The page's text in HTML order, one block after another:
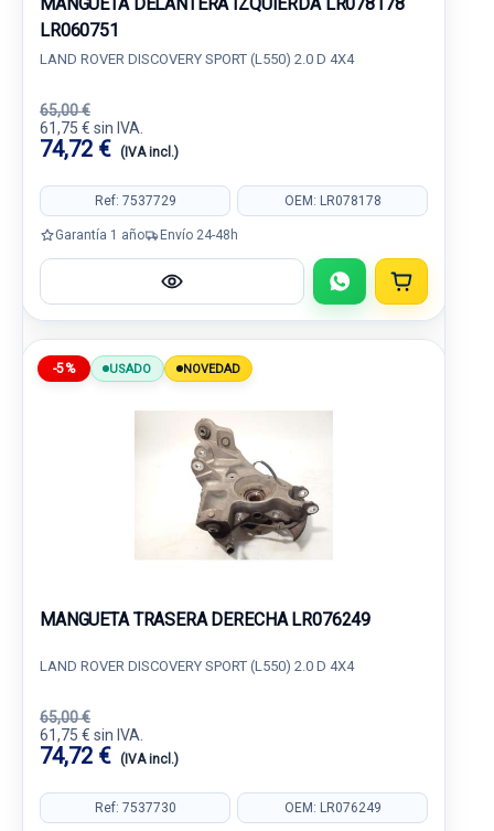
LR060751
LAND ROVER DISCOVERY SPORT (L550) 2.0 D 4X4
65,00 €
61,75 € sin IVA.
74,72 € (IVA incl.)
Ref: 7537729 OEM: LR078178
Garantía 1 año Envío 24-48h
-5% USADO NOVEDAD
MANGUETA TRASERA DERECHA LR076249
LAND ROVER DISCOVERY SPORT (L550) 2.0 D 4X4
65,00 €
61,75 € sin IVA.
74,72 € (IVA incl.)
Ref: 7537730 OEM: LR076249